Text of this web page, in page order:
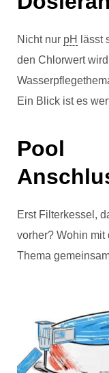
Nicht nur pH
lässt
den Chlorwert
Ein Blick ist es
Pool
Erst Filterkessel,
vorher? Wohin mit
Thema